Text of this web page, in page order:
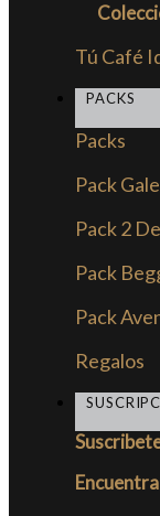
Tú Café
PACKS
Packs
Pack
Pack 2
Pack
Pack
Regalos